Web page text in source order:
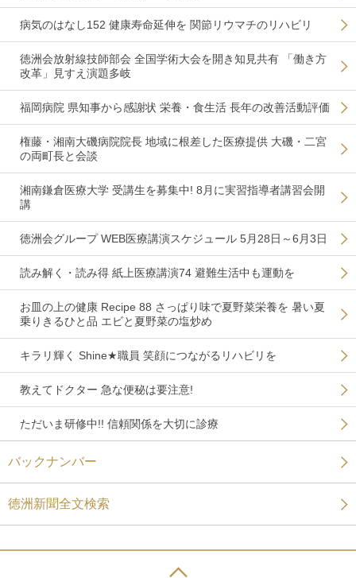
病気のはなし152 健康寿命延伸を 関節リウマチのリハビリ
徳洲会放射線技師部会 全国学術大会を開き知見共有 「働き方
改革」見すえ演題多岐
福岡病院 県知事から感謝状 栄養・食生活 長年の改善活動評価
権藤・湘南大磯病院院長 地域に根差した医療提供 大磯・二宮
の両町長と会談
湘南鎌倉医療大学 受講生を募集中! 8月に実習指導者講習会開
講
徳洲会グループ WEB医療講演スケジュール 5月28日～6月3日
読み解く・読み得 紙上医療講演74 避難生活中も運動を
お皿の上の健康 Recipe 88 さっぱり味で夏野菜栄養を 暑い夏
乗りきるひと品 エビと夏野菜の塩炒め
キラリ輝く Shine★職員 笑顔につながるリハビリを
教えてドクター 急な便秘は要注意!
ただいま研修中!! 信頼関係を大切に診療
バックナンバー
徳洲新聞全文検索